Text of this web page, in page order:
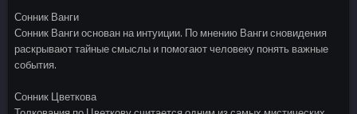
Сонник Ванги
Сонник Ванги основан на интуиции. По мнению Ванги сновидения
раскрывают тайные смыслы и помогают человеку понять важные
события.
Сонник Цветкова